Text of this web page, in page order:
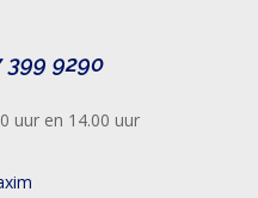
399 9290
uur en 14.00 uur